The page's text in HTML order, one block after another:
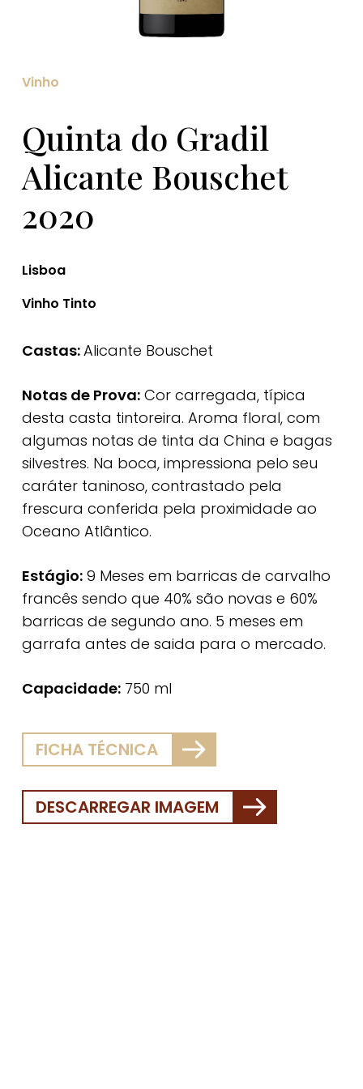
Vinho
Quinta do Gradil
Alicante Bouschet
2020
Lisboa
Vinho Tinto
Castas:Alicante Bouschet
Notas de Prova:Cor carregada, típica
desta casta tintoreira. Aroma floral, com
algumas notas de tinta da China e bagas
silvestres. Na boca, impressiona pelo seu
caráter taninoso, contrastado pela
frescura conferida pela proximidade ao
Oceano Atlântico.
Estágio:9 Meses em barricas de carvalho
francês sendo que 40% são novas e 60%
barricas de segundo ano. 5 meses em
garrafa antes de saida para o mercado.
Capacidade:750 ml
FICHA TÉCNICA
DESCARREGAR IMAGEM